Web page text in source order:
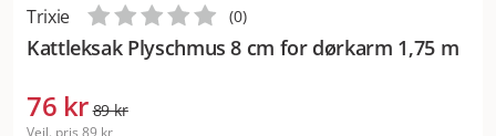
Trixie
Kattleksak Plyschmus 8 cm for dørkarm 1,75 m
(0)
76 kr 89 kr
Veil. pris 89 kr